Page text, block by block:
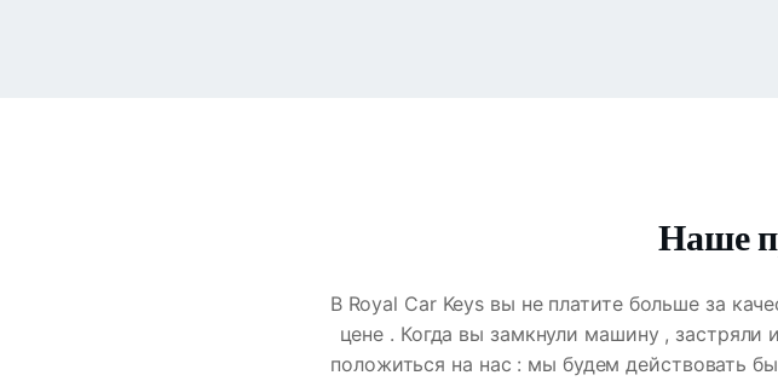
Наше
В Royal Car Keys вы не платите больше за
цене . Когда вы замкнули машину ,
положиться на нас : мы будем действовать